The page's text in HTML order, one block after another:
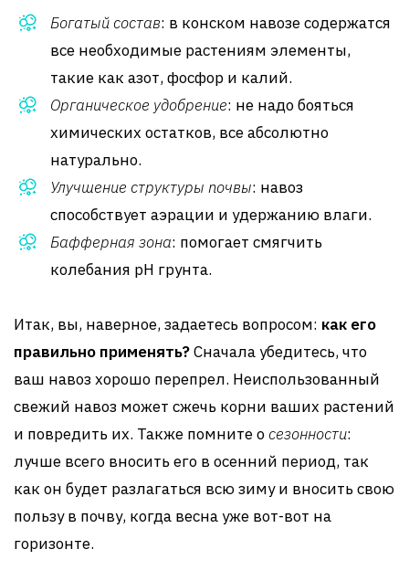
Богатый состав: в конском навозе содержатся
все необходимые растениям элементы,
такие как азот, фосфор и калий.
Органическое удобрение: не надо бояться
химических остатков, все абсолютно
натурально.
Улучшение структуры почвы: навоз
способствует аэрации и удержанию влаги.
Бафферная зона: помогает смягчить
колебания pH грунта.
Итак, вы, наверное, задаетесь вопросом: как его
правильно применять?Сначала убедитесь, что
ваш навоз хорошо перепрел. Неиспользованный
свежий навоз может сжечь корни ваших растений
и повредить их. Также помните о сезонности:
лучше всего вносить его в осенний период, так
как он будет разлагаться всю зиму и вносить свою
пользу в почву, когда весна уже вот-вот на
горизонте.